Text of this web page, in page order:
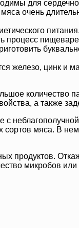
для
очень
процесс
железо, цинк и
количество
а также
сортов мяса. В
продуктов.
микробов или